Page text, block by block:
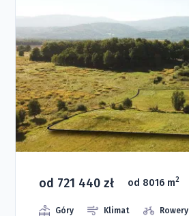
od 721 440 zł od 8016 m2
Góry Klimat Rowery